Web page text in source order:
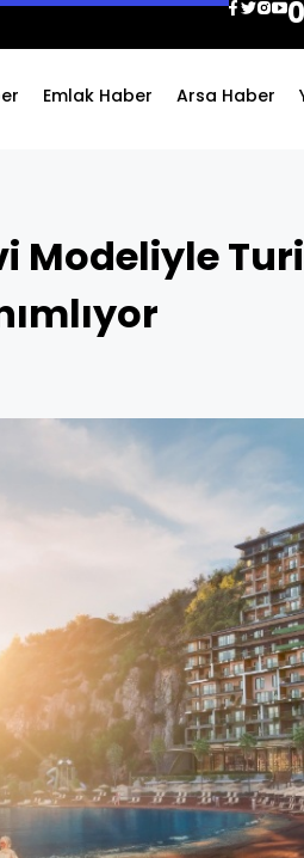
Emlak Haber Arsa Haber
Modeliyle